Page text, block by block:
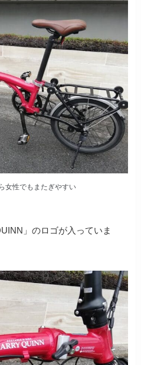
女性でもまたぎやすい
」のロゴが入っていま